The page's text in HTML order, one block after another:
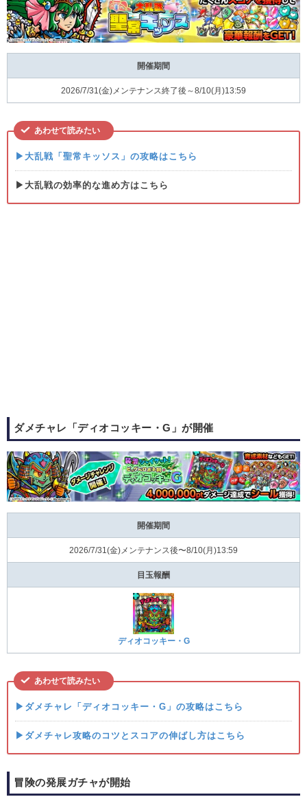
開催期間
2026/7/31(金)メンテナンス終了後～8/10(月)13:59
あわせて読みたい
▶大乱戦「聖常キッソス」の攻略はこちら
▶大乱戦の効率的な進め方はこちら
ダメチャレ「ディオコッキー・G」が開催
開催期間
2026/7/31(⾦)メンテナンス後〜8/10(⽉)13:59
目玉報酬
ディオコッキー・G
あわせて読みたい
▶ダメチャレ「ディオコッキー・G」の攻略はこちら
▶ダメチャレ攻略のコツとスコアの伸ばし方はこちら
冒険の発展ガチャが開始